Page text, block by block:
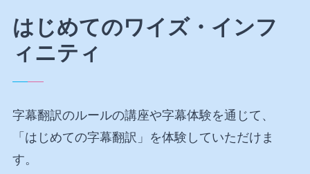
はじめてのワイズ・インフ
ィニティ
字幕翻訳のルールの講座や字幕体験を通じて、
「はじめての字幕翻訳」を体験していただけま
す。